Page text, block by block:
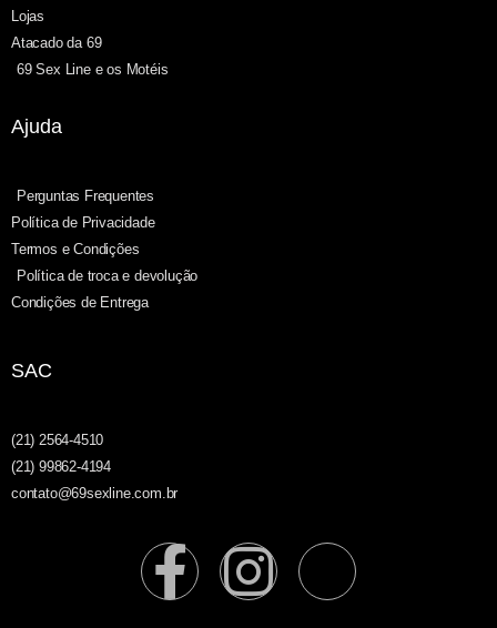
Lojas
Atacado da 69
69 Sex Line e os Motéis
Ajuda
Perguntas Frequentes
Política de Privacidade
Termos e Condições
Política de troca e devolução
Condições de Entrega
SAC
(21) 2564-4510
(21) 99862-4194
contato@69sexline.com.br